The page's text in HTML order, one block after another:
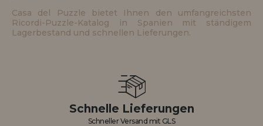
Casa del Puzzle bietet Ihnen den umfangreichsten
Ricordi-Puzzle-Katalog in Spanien mit ständigem
Lagerbestand und schnellen Lieferungen.
Schnelle Lieferungen
Schneller Versand mit GLS